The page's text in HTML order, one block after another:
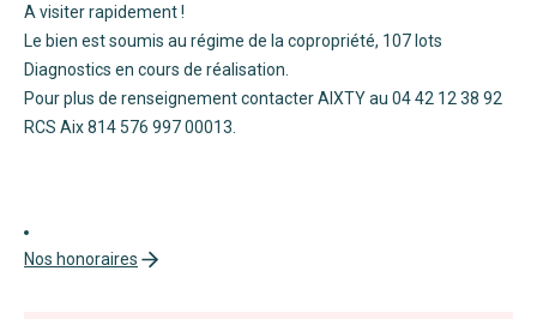
A visiter rapidement !
Le bien est soumis au régime de la copropriété, 107 lots
Diagnostics en cours de réalisation.
Pour plus de renseignement contacter AIXTY au 04 42 12 38 92
RCS Aix 814 576 997 00013.
Nos honoraires